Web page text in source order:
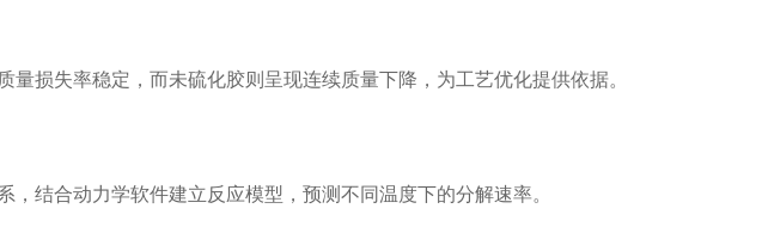
失率稳定，而未硫化胶则呈现连续质量下降，为工艺优化提供依据。
结合动力学软件建立反应模型，预测不同温度下的分解速率。